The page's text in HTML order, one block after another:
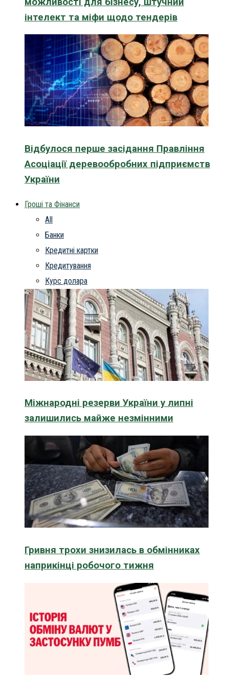
інтелект та міфи щодо тендерів
Відбулося перше засідання Правління
Асоціації деревообробних підприємств
України
Гроші та Фінанси
All
Банки
Кредитні картки
Кредитування
Курс долара
Міжнародні резерви України у липні
залишились майже незмінними
Гривня трохи знизилась в обмінниках
наприкінці робочого тижня